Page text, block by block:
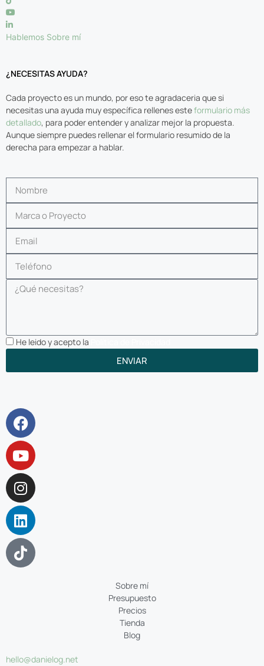
Hablemos Sobre mí
¿NECESITAS AYUDA?
Cada proyecto es un mundo, por eso te agradaceria que si
necesitas una ayuda muy específica rellenes esteformulario más
detallado, para poder entender y analizar mejor la propuesta.
Aunque siempre puedes rellenar el formulario resumido de la
derecha para empezar a hablar.
He leido y acepto la
ENVIAR
Sobre mí
Presupuesto
Precios
Tienda
Blog
hello@danielog.net